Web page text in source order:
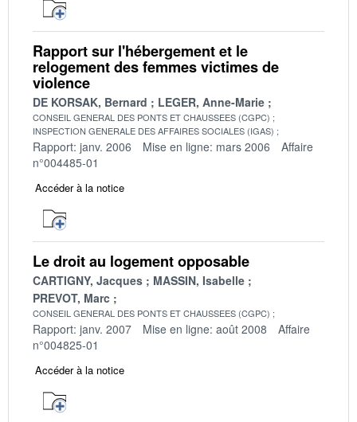
Rapport sur l'hébergement et le
relogement des femmes victimes de
violence
DE KORSAK, Bernard LEGER, Anne-Marie
CONSEIL GENERAL DES PONTS ET CHAUSSEES (CGPC)
INSPECTION GENERALE DES AFFAIRES SOCIALES (IGAS)
Rapport: janv. 2006 Mise en ligne: mars 2006
Affaire
n°004485-01
Accéder à la notice
Le droit au logement opposable
CARTIGNY, Jacques
MASSIN, Isabelle
PREVOT, Marc
CONSEIL GENERAL DES PONTS ET CHAUSSEES (CGPC)
Rapport: janv. 2007 Mise en ligne: août 2008
Affaire
n°004825-01
Accéder à la notice